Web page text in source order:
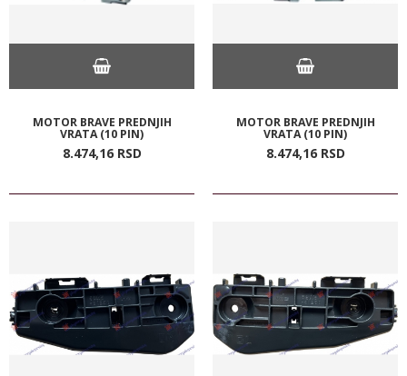
MOTOR BRAVE PREDNJIH
VRATA (10 PIN)
8.474,16 RSD
MOTOR BRAVE PREDNJIH
VRATA (10 PIN)
8.474,16 RSD